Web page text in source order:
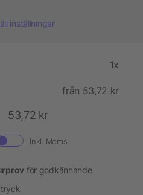
inställningar
1x
från 53,72 kr
53,72 kr
Inkl. Moms
för godkännande